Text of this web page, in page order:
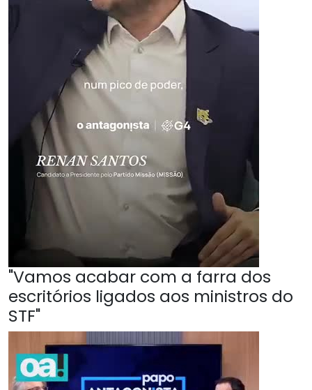
"Vamos acabar com a farra dos
escritórios ligados aos ministros do
STF"